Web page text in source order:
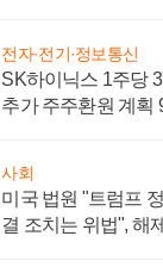
전자·전기·정보통신
SK하이닉스 1주당
추가 주주환원 계획
사회
미국 법원 "트럼프
결 조치는 위법", 해